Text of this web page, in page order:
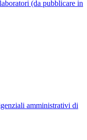
(da pubblicare in
amministrativi di